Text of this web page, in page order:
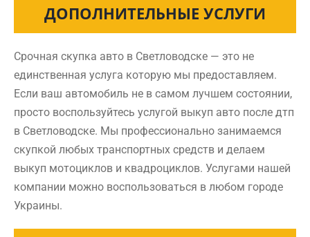
ДОПОЛНИТЕЛЬНЫЕ УСЛУГИ
Срочная скупка авто в Светловодске — это не
единственная услуга которую мы предоставляем.
Если ваш автомобиль не в самом лучшем состоянии,
просто воспользуйтесь услугой выкуп авто после дтп
в Светловодске. Мы профессионально занимаемся
скупкой любых транспортных средств и делаем
выкуп мотоциклов и квадроциклов. Услугами нашей
компании можно воспользоваться в любом городе
Украины.